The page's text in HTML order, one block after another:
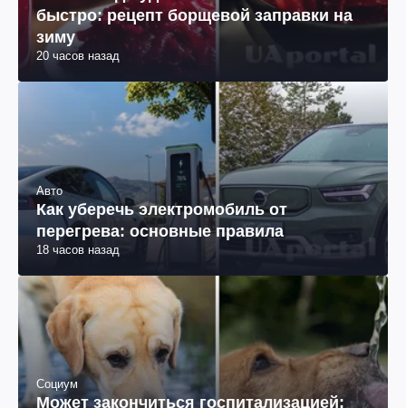
С ней обед будете готовить очень
быстро: рецепт борщевой заправки на
зиму
Авто
Как уберечь электромобиль от
перегрева: основные правила
Социум